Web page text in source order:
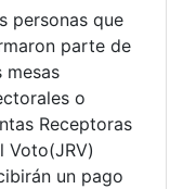
personas que
parte de
mesas
o
Receptoras
Voto(JRV)
un pago